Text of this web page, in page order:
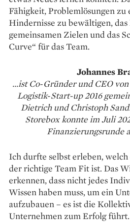
Fähigkeit, Problemlösungen
Hindernisse zu bewäl­tigen,
gemeinsamen Zielen und das
Curve“ für das Team.
Johannes
...ist Co-Gründer und CEO von
Logistik-Start-up 2016
Dietrich und Christoph
Storebox konnte im Juli
Finanzierungsrunde
Ich durfte selbst erleben,
der richtige Team Fit ist. Das
erkennen, dass nicht jedes
Wissen haben muss, um ein
aufzubauen – es ist die
Unternehmen zum Erfolg führt.